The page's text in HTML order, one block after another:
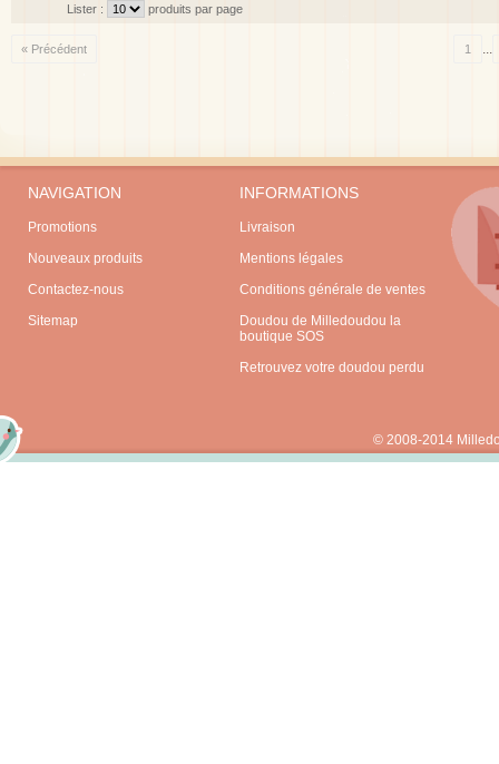
Lister : produits par page
« Précédent 1 ...
NAVIGATION
Promotions
Nouveaux produits
Contactez-nous
Sitemap
INFORMATIONS
Livraison
Mentions légales
Conditions générale de ventes
Doudou de Milledoudou la
boutique SOS
Retrouvez votre doudou perdu
© 2008-2014